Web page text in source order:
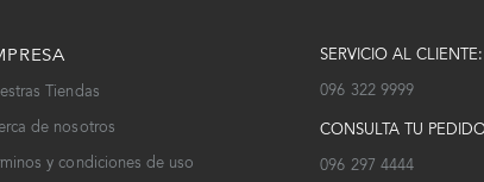
Tiendas
de nosotros
y condiciones de uso
SERVICIO AL CLIENTE:
096 322 9999
CONSULTA TU
096 297 4444